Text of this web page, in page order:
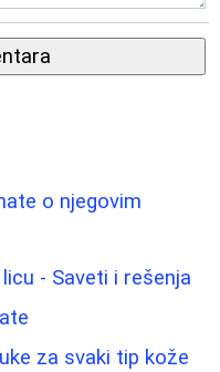
o njegovim
- Saveti i rešenja
za svaki tip kože